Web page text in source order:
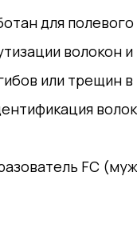
для
волокон
или трещин
FC